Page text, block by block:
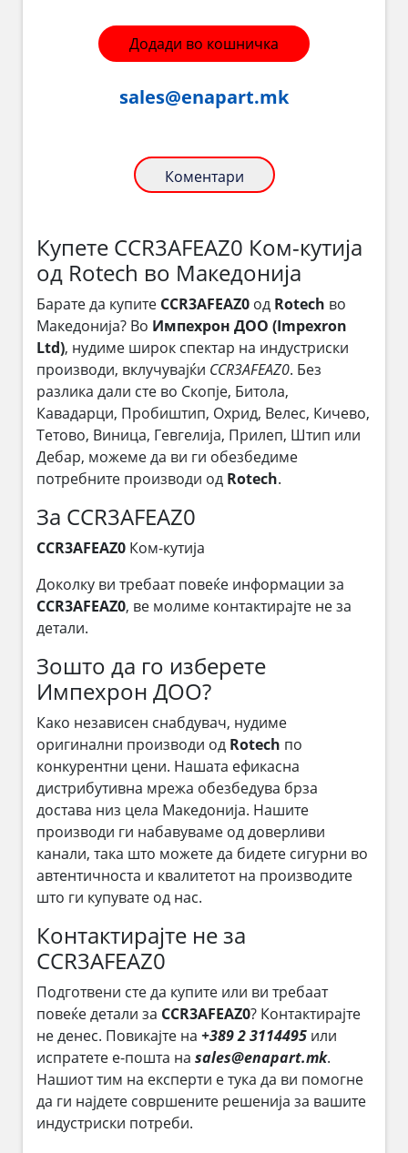
Додади во кошничка
sales@enapart.mk
Коментари
Купете CCR3AFEAZ0 Ком-кутија
од Rotech во Македонија
Барате да купите CCR3AFEAZ0 од Rotech во
Македонија? Во Импехрон ДОО (Impexron
Ltd), нудиме широк спектар на индустриски
производи, вклучувајќи CCR3AFEAZ0. Без
разлика дали сте во Скопје, Битола,
Кавадарци, Пробиштип, Охрид, Велес, Кичево,
Тетово, Виница, Гевгелија, Прилеп, Штип или
Дебар, можеме да ви ги обезбедиме
потребните производи од Rotech.
За CCR3AFEAZ0
CCR3AFEAZ0 Ком-кутија
Доколку ви требаат повеќе информации за
CCR3AFEAZ0, ве молиме контактирајте не за
детали.
Зошто да го изберете
Импехрон ДОО?
Како независен снабдувач, нудиме
оригинални производи од Rotech по
конкурентни цени. Нашата ефикасна
дистрибутивна мрежа обезбедува брза
достава низ цела Македонија. Нашите
производи ги набавуваме од доверливи
канали, така што можете да бидете сигурни во
автентичноста и квалитетот на производите
што ги купувате од нас.
Контактирајте не за
CCR3AFEAZ0
Подготвени сте да купите или ви требаат
повеќе детали за CCR3AFEAZ0? Контактирајте
не денес. Повикајте на +389 2 3114495 или
испратете е-пошта на sales@enapart.mk.
Нашиот тим на експерти е тука да ви помогне
да ги најдете совршените решенија за вашите
индустриски потреби.